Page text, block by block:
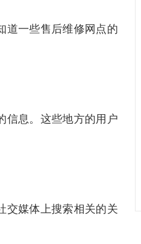
道一些售后维修网点的
信息。这些地方的用户
交媒体上搜索相关的关